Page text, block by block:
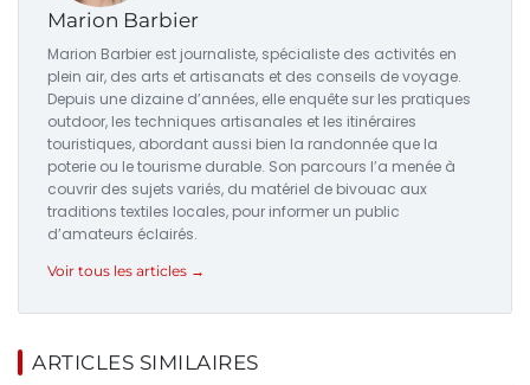
Marion Barbier
Marion Barbier est journaliste, spécialiste des activités en
plein air, des arts et artisanats et des conseils de voyage.
Depuis une dizaine d’années, elle enquête sur les pratiques
outdoor, les techniques artisanales et les itinéraires
touristiques, abordant aussi bien la randonnée que la
poterie ou le tourisme durable. Son parcours l’a menée à
couvrir des sujets variés, du matériel de bivouac aux
traditions textiles locales, pour informer un public
d’amateurs éclairés.
Voir tous les articles →
ARTICLES SIMILAIRES